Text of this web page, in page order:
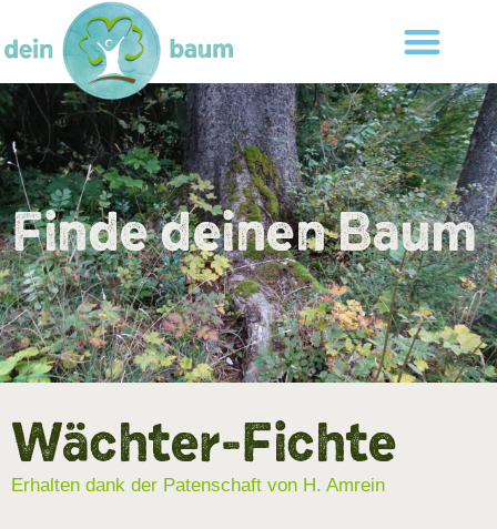
Finde deinen Baum
Wächter-Fichte
Erhalten dank der Patenschaft von H. Amrein